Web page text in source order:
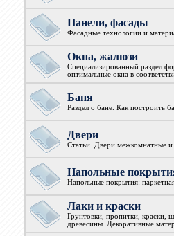
Панели, фасады
Фасадные технологии и
Окна, жалюзи
Специализированный раздел
оптимальные окна в
Баня
Раздел о бане. Как построить
Двери
Статьи. Двери межкомнатные и
Напольные
Напольные покрытия:
Лаки и краски
Грунтовки, пропитки, краски,
древесины. Декоративные